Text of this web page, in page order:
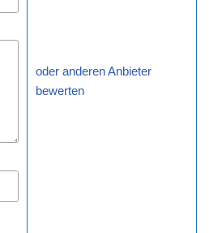
oder anderen Anbieter
bewerten